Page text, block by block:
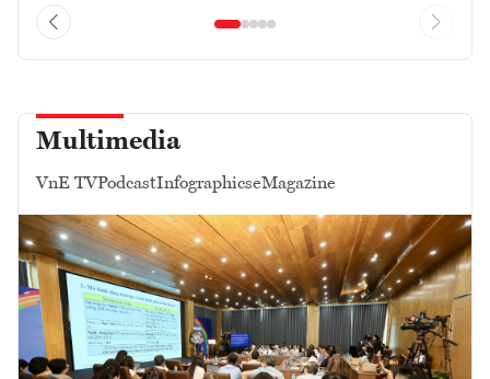
Multimedia
VnE TVPodcastInfographicseMagazine